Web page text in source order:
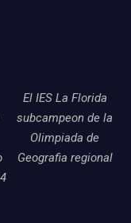
El IES La Florida
subcampeon de la
Olimpiada de
Geografia regional